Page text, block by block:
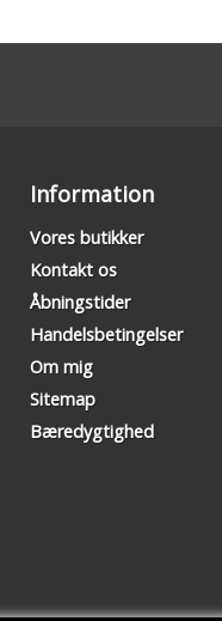
Information
Vores butikker
Kontakt os
Åbningstider
Handelsbetingelser
Om mig
Sitemap
Bæredygtighed